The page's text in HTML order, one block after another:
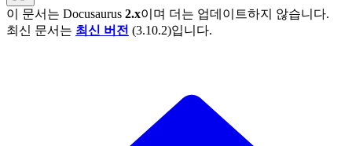
이 문서는 Docusaurus 2.x이며 더는 업데이트하지 않습니다.
최신 문서는 최신 버전 (3.10.2)입니다.